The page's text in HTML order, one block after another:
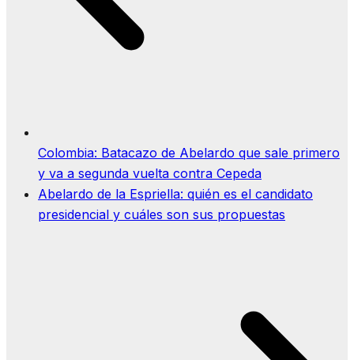
Colombia: Batacazo de Abelardo que sale primero
y va a segunda vuelta contra Cepeda
Abelardo de la Espriella: quién es el candidato
presidencial y cuáles son sus propuestas